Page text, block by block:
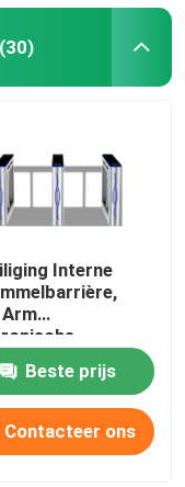
(30)
Interne
poorten
Beste prijs
Contacteer ons